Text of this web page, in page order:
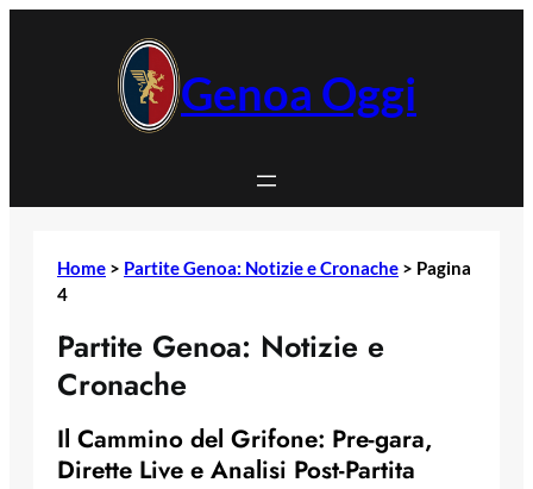
Genoa Oggi
Home > Partite Genoa: Notizie e Cronache > Pagina
4
Partite Genoa: Notizie e
Cronache
Il Cammino del Grifone: Pre-gara,
Dirette Live e Analisi Post-Partita